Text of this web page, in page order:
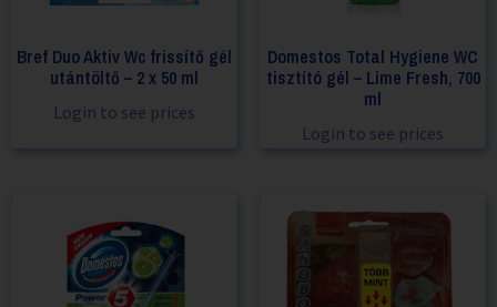
Bref Duo Aktiv Wc frissítő gél
utántöltő – 2 x 50 ml
Login to see prices
Domestos Total Hygiene WC
tisztító gél – Lime Fresh, 700
ml
Login to see prices